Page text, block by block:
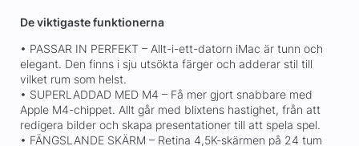
De viktigaste funktionerna
• PASSAR IN PERFEKT – Allt-i-ett-datorn iMac är tunn och
elegant. Den finns i sju utsökta färger och adderar stil till
vilket rum som helst.
• SUPERLADDAD MED M4 – Få mer gjort snabbare med
Apple M4-chippet. Allt går med blixtens hastighet, från att
redigera bilder och skapa presentationer till att spela spel.
• FÄNGSLANDE SKÄRM – Retina 4,5K-skärmen på 24 tum